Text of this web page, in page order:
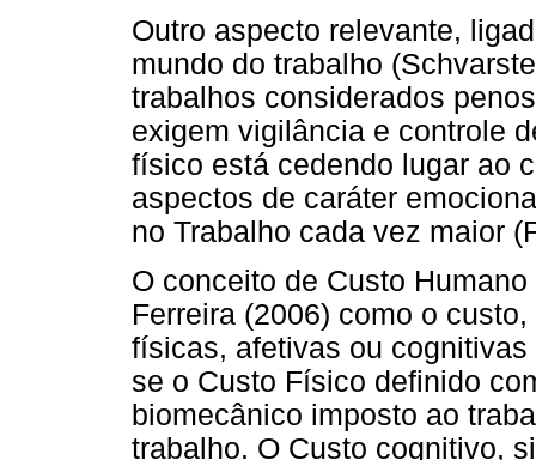
Outro aspecto relevante,
mundo do trabalho
trabalhos considerados
exigem vigilância e controle
físico está cedendo lugar ao
aspectos de caráter
no Trabalho cada vez maior
O conceito de Custo
Ferreira (2006) como o
físicas, afetivas ou
se o Custo Físico definido
biomecânico imposto ao
trabalho. O Custo cognitivo,